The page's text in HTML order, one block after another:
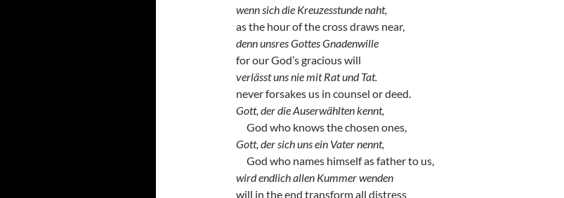
wenn sich die Kreuzesstunde naht,
as the hour of the cross draws near,
denn unsres Gottes Gnadenwille
for our God’s gracious will
verlässt uns nie mit Rat und Tat.
never forsakes us in counsel or deed.
Gott, der die Auserwählten kennt,
God who knows the chosen ones,
Gott, der sich uns ein Vater nennt,
God who names himself as father to us,
wird endlich allen Kummer wenden
will in the end transform all distress